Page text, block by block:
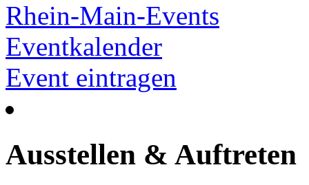
Rhein-Main-Events
Eventkalender
Event eintragen
Ausstellen & Auftreten